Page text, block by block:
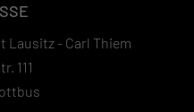
Lausitz - Carl Thiem
111